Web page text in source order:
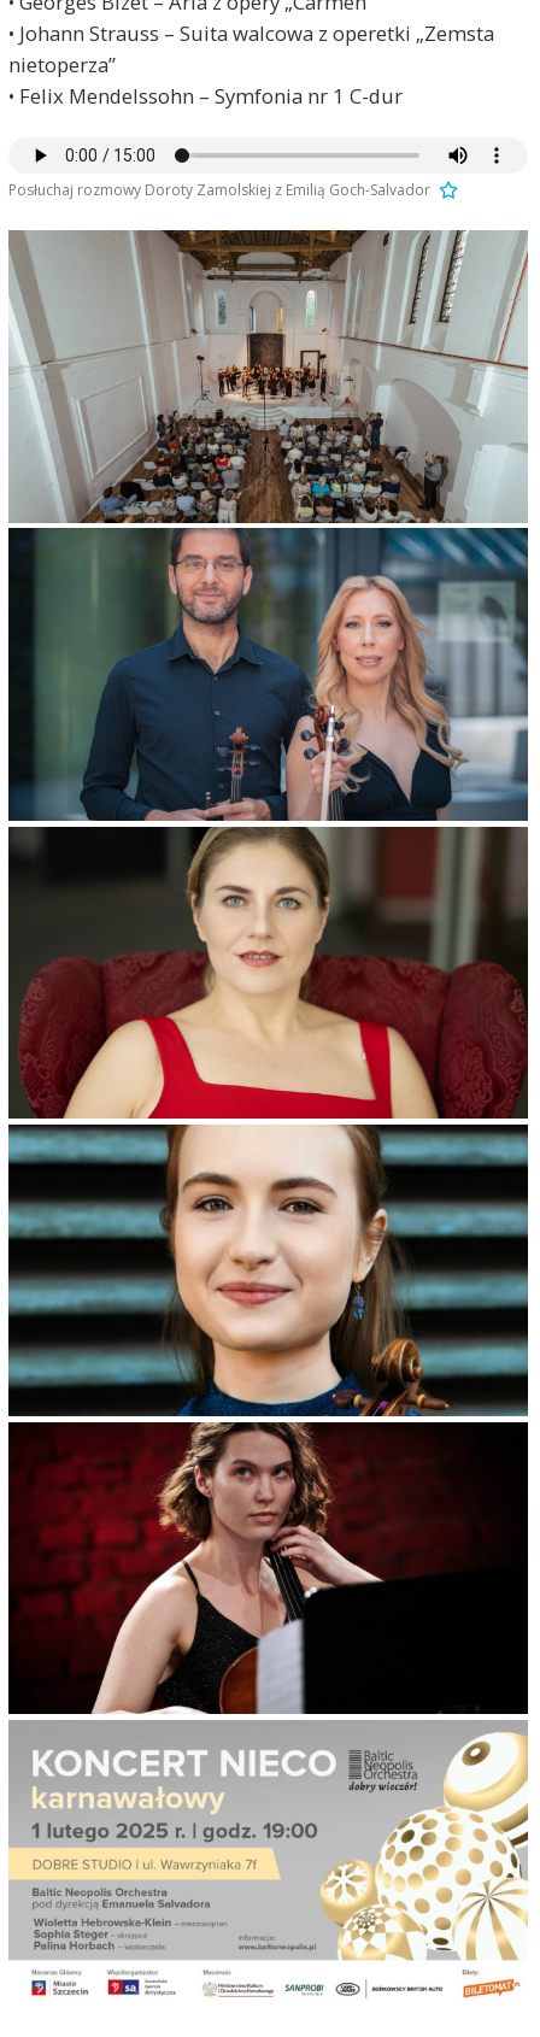
• Johann Strauss – Suita walcowa z operetki „Zemsta
nietoperza”
• Felix Mendelssohn – Symfonia nr 1 C-dur
Posłuchaj rozmowy Doroty Zamolskiej z Emilią Goch-Salvador